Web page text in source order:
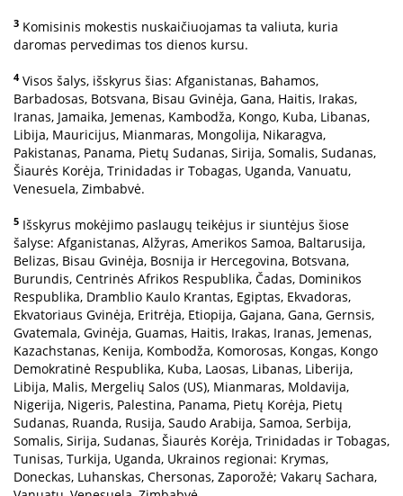
3 Komisinis mokestis nuskaičiuojamas ta valiuta, kuria
daromas pervedimas tos dienos kursu.
4Visos šalys, išskyrus šias: Afganistanas, Bahamos,
Barbadosas, Botsvana, Bisau Gvinėja, Gana, Haitis, Irakas,
Iranas, Jamaika, Jemenas, Kambodža, Kongo, Kuba, Libanas,
Libija, Mauricijus, Mianmaras, Mongolija, Nikaragva,
Pakistanas, Panama, Pietų Sudanas, Sirija, Somalis, Sudanas,
Šiaurės Korėja, Trinidadas ir Tobagas, Uganda, Vanuatu,
Venesuela, Zimbabvė.
5 Išskyrus mokėjimo paslaugų teikėjus ir siuntėjus šiose
šalyse: Afganistanas, Alžyras, Amerikos Samoa, Baltarusija,
Belizas, Bisau Gvinėja, Bosnija ir Hercegovina, Botsvana,
Burundis, Centrinės Afrikos Respublika, Čadas, Dominikos
Respublika, Dramblio Kaulo Krantas, Egiptas, Ekvadoras,
Ekvatoriaus Gvinėja, Eritrėja, Etiopija, Gajana, Gana, Gernsis,
Gvatemala, Gvinėja, Guamas, Haitis, Irakas, Iranas, Jemenas,
Kazachstanas, Kenija, Kombodža, Komorosas, Kongas, Kongo
Demokratinė Respublika, Kuba, Laosas, Libanas, Liberija,
Libija, Malis, Mergelių Salos (US), Mianmaras, Moldavija,
Nigerija, Nigeris, Palestina, Panama, Pietų Korėja, Pietų
Sudanas, Ruanda, Rusija, Saudo Arabija, Samoa, Serbija,
Somalis, Sirija, Sudanas, Šiaurės Korėja, Trinidadas ir Tobagas,
Tunisas, Turkija, Uganda, Ukrainos regionai: Krymas,
Doneckas, Luhanskas, Chersonas, Zaporožė; Vakarų Sachara,